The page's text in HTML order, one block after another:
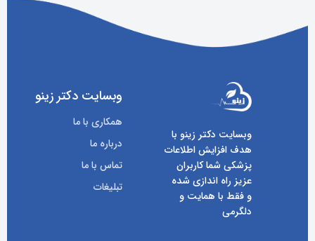
وبسایت دکتر زینو با
هدف افزایش اطلاعات
پزشکی شما کاربران
عزیز راه اندازی شده
و فقط با همایت و
دلگرمی
وبسایت دکتر زینو
همکاری با ما
درباره ما
تماس با ما
تبلیغات